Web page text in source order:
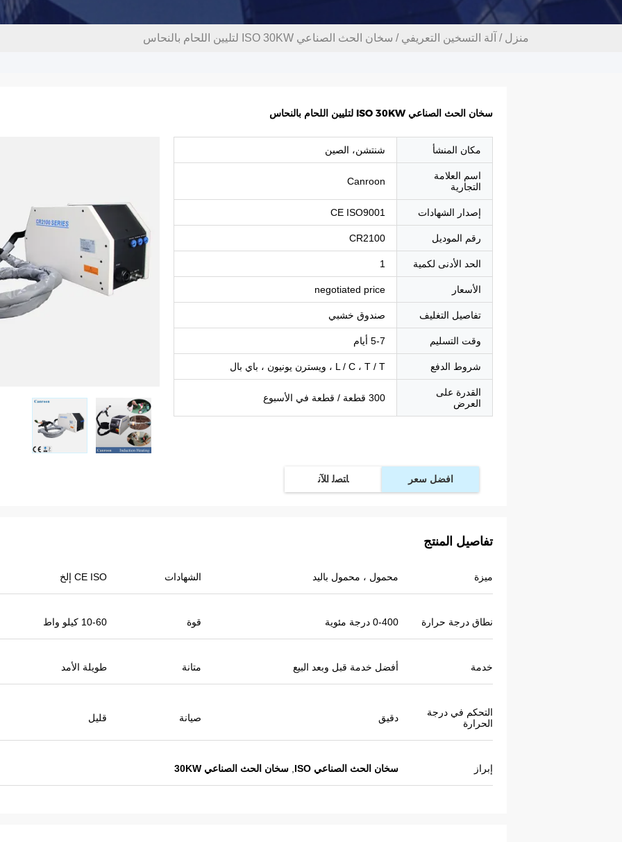
منزل / آلة التسخين التعريفي / سخان الحث الصناعي ISO 30KW لتليين اللحام بالنحاس
سخان الحث الصناعي ISO 30KW لتليين اللحام بالنحاس
مكان المنشأ شنتشن، الصين
اسم العلامة
التجارية
Canroon
إصدار الشهادات CE ISO9001
رقم الموديل CR2100
الحد الأدنى لكمية 1
الأسعار negotiated price
تفاصيل التغليف صندوق خشبي
وقت التسليم 5-7 أيام
شروط الدفع L / C ، T / T ، ويسترن يونيون ، باي بال
القدرة على
العرض
300 قطعة / قطعة في الأسبوع
افضل سعر ﺎﺘﺼﻟ ﺍﻶﻧ
تفاصيل المنتج
ميزة محمول ، محمول باليد الشهادات CE ISO إلخ
نطاق درجة حرارة 0-400 درجة مئوية قوة 10-60 كيلو واط
خدمة أفضل خدمة قبل وبعد البيع متانة طويلة الأمد
التحكم في درجة
الحرارة
دقيق صيانة قليل
إبراز سخان الحث الصناعي ISO سخان الحث الصناعي 30KW